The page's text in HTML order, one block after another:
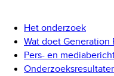
Het onderzoek
Wat doet Generation
Pers- en